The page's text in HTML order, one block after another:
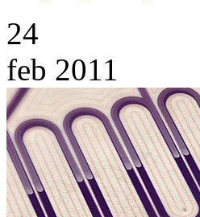
24
feb 2011